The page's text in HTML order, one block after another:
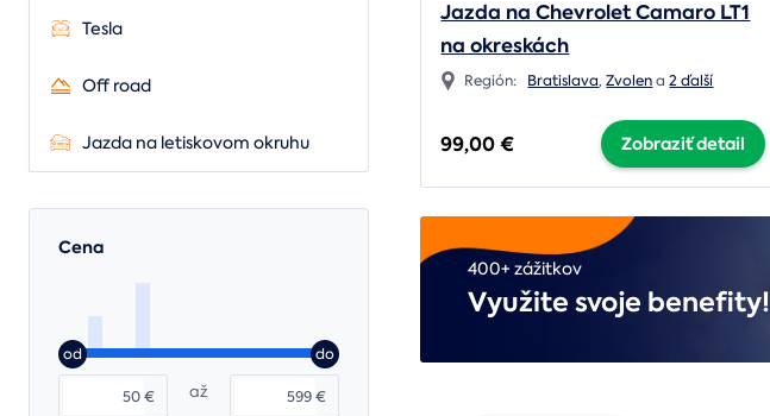
Tesla
Off road
Jazda na letiskovom okruhu
Cena
od do
€ €
až
Jazda na Chevrolet Camaro LT1
na okreskách
Región: Bratislava,Zvolena2 ďalší
99,00 € Zobraziť detail
400+ zážitkov
Využite svoje benefity!